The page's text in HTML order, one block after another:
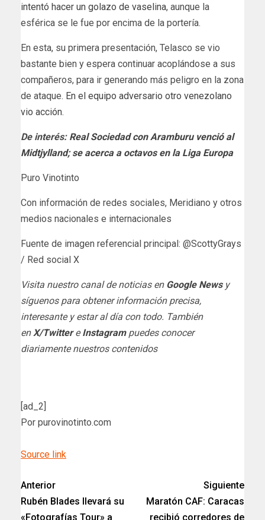
intentó hacer un golazo de vaselina, aunque la
esférica se le fue por encima de la portería.
En esta, su primera presentación, Telasco se vio
bastante bien y espera continuar acoplándose a sus
compañeros, para ir generando más peligro en la zona
de ataque. En el equipo adversario otro venezolano
vio acción.
De interés: Real Sociedad con Aramburu venció al
Midtjylland; se acerca a octavos en la Liga Europa
Puro Vinotinto
Con información de redes sociales, Meridiano y otros
medios nacionales e internacionales
Fuente de imagen referencial principal: @ScottyGrays
/ Red social X
Visita nuestro canal de noticias en Google Newsy
síguenos para obtener información precisa,
interesante y estar al día con todo. También
en X/TwittereInstagrampuedes conocer
diariamente nuestros contenidos
[ad_2]
Por purovinotinto.com
Source link
Anterior
Rubén Blades llevará su
«Fotografías Tour» a
Siguiente
Maratón CAF: Caracas
recibió corredores de